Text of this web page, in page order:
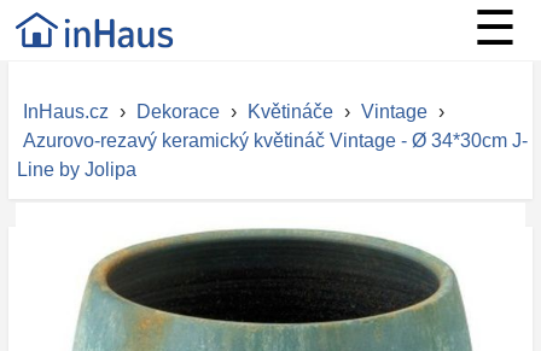
☰
InHaus.cz › Dekorace › Květináče › Vintage ›
Azurovo-rezavý keramický květináč Vintage - Ø 34*30cm J-
Line by Jolipa